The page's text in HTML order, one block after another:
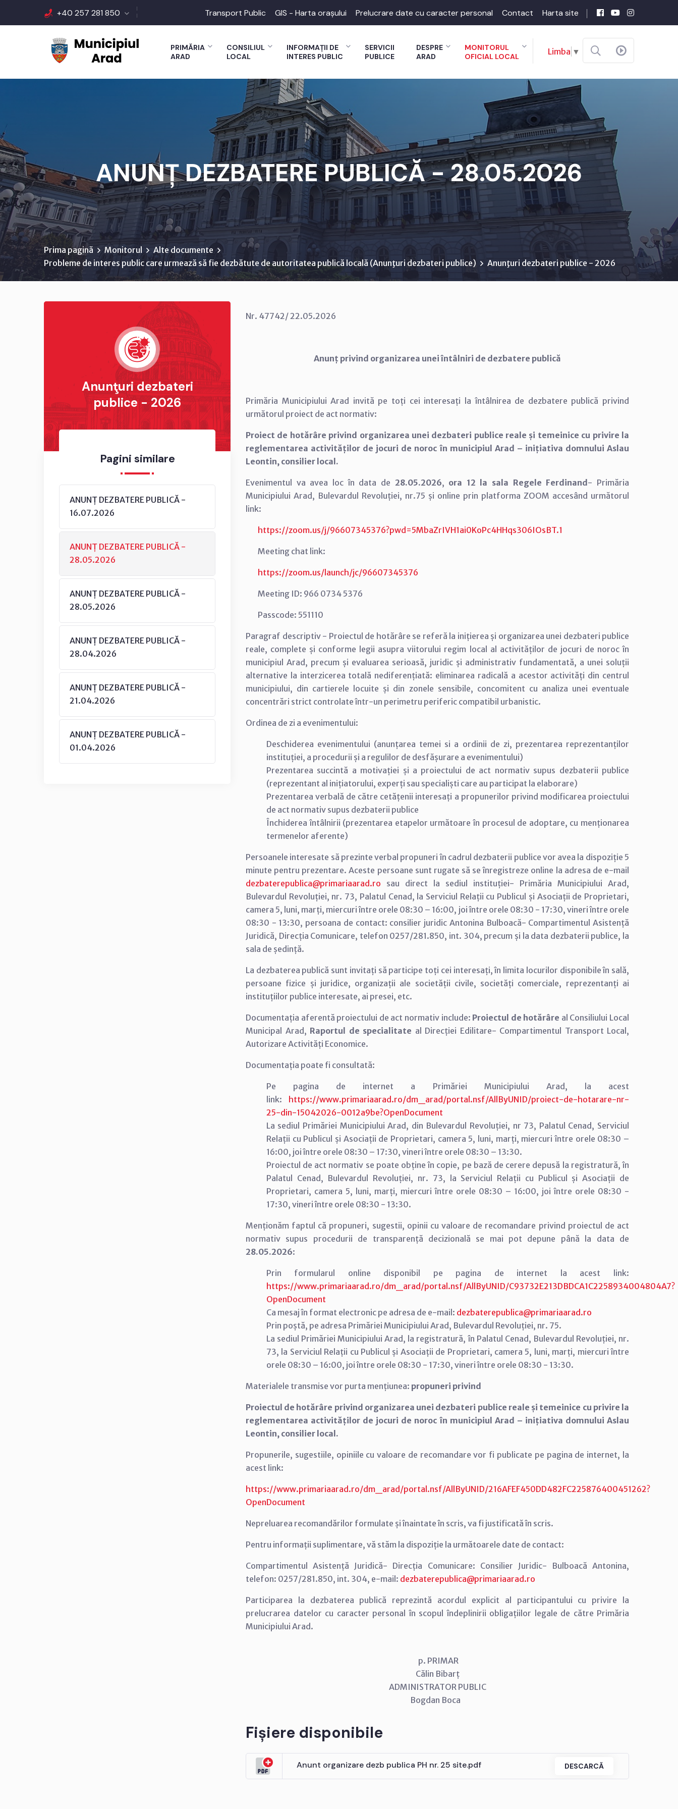
+40 257 281 850 Transport Public GIS - Harta orașului Prelucrare date cu caracter personal Contact Harta site
PRIMĂRIA
ARAD
CONSILIUL
LOCAL
INFORMAȚII DE
INTERES PUBLIC
SERVICII
PUBLICE
DESPRE
ARAD
MONITORUL
OFICIAL LOCAL
Limba ▼
ANUNȚ DEZBATERE PUBLICĂ - 28.05.2026
Prima pagină Monitorul
Alte documente
Probleme de interes public care urmează să fie dezbătute de autoritatea publică locală (Anunţuri dezbateri publice)
Anunţuri dezbateri publice - 2026
Anunţuri dezbateri
publice - 2026
Pagini similare
ANUNȚ DEZBATERE PUBLICĂ -
16.07.2026
ANUNȚ DEZBATERE PUBLICĂ -
28.05.2026
ANUNȚ DEZBATERE PUBLICĂ -
28.05.2026
ANUNȚ DEZBATERE PUBLICĂ -
28.04.2026
ANUNȚ DEZBATERE PUBLICĂ -
21.04.2026
ANUNȚ DEZBATERE PUBLICĂ -
01.04.2026
Nr. 47742/ 22.05.2026
Anunț privind organizarea unei întâlniri de dezbatere publică
Primăria Municipiului Arad invită pe toți cei interesați la întâlnirea de dezbatere publică privind
următorul proiect de act normativ:
Proiect de hotărâre privind organizarea unei dezbateri publice reale și temeinice cu privire la
reglementarea activităților de jocuri de noroc în municipiul Arad – inițiativa domnului Aslau
Leontin, consilier local.
Evenimentul va avea loc în data de 28.05.2026, ora 12 la sala Regele Ferdinand - Primăria
Municipiului Arad, Bulevardul Revoluției, nr.75 și online prin platforma ZOOM accesând următorul
link:
https://zoom.us/j/96607345376?pwd=5MbaZrIVH1ai0KoPc4HHqs306IOsBT.1
Meeting chat link:
https://zoom.us/launch/jc/96607345376
Meeting ID: 966 0734 5376
Passcode: 551110
Paragraf descriptiv - Proiectul de hotărâre se referă la inițierea și organizarea unei dezbateri publice
reale, complete și conforme legii asupra viitorului regim local al activităților de jocuri de noroc în
municipiul Arad, precum și evaluarea serioasă, juridic și administrativ fundamentată, a unei soluții
alternative la interzicerea totală nediferențiată: eliminarea radicală a acestor activități din centrul
municipiului, din cartierele locuite și din zonele sensibile, concomitent cu analiza unei eventuale
concentrări strict controlate într-un perimetru periferic compatibil urbanistic.
Ordinea de zi a evenimentului:
Deschiderea evenimentului (anunțarea temei si a ordinii de zi, prezentarea reprezentanților
instituției, a procedurii și a regulilor de desfășurare a evenimentului)
Prezentarea succintă a motivației și a proiectului de act normativ supus dezbaterii publice
(reprezentant al inițiatorului, experți sau specialiști care au participat la elaborare)
Prezentarea verbală de către cetățenii interesați a propunerilor privind modificarea proiectului
de act normativ supus dezbaterii publice
Închiderea întâlnirii (prezentarea etapelor următoare în procesul de adoptare, cu menționarea
termenelor aferente)
Persoanele interesate să prezinte verbal propuneri în cadrul dezbaterii publice vor avea la dispoziție 5
minute pentru prezentare. Aceste persoane sunt rugate să se înregistreze online la adresa de e-mail
dezbaterepublica@primariaarad.ro sau direct la sediul instituției- Primăria Municipiului Arad,
Bulevardul Revoluției, nr. 73, Palatul Cenad, la Serviciul Relații cu Publicul și Asociații de Proprietari,
camera 5, luni, marți, miercuri între orele 08:30 – 16:00, joi între orele 08:30 - 17:30, vineri între orele
08:30 - 13:30, persoana de contact: consilier juridic Antonina Bulboacă- Compartimentul Asistență
Juridică, Direcția Comunicare, telefon 0257/281.850, int. 304, precum și la data dezbaterii publice, la
sala de ședință.
La dezbaterea publică sunt invitați să participe toți cei interesați, în limita locurilor disponibile în sală,
persoane fizice și juridice, organizații ale societății civile, societăți comerciale, reprezentanți ai
instituțiilor publice interesate, ai presei, etc.
Documentația aferentă proiectului de act normativ include: Proiectul de hotărâre al Consiliului Local
Municipal Arad, Raportul de specialitate al Direcției Edilitare- Compartimentul Transport Local,
Autorizare Activități Economice.
Documentația poate fi consultată:
Pe pagina de internet a Primăriei Municipiului Arad, la acest
link: https://www.primariaarad.ro/dm_arad/portal.nsf/AllByUNID/proiect-de-hotarare-nr-
25-din-15042026-0012a9be?OpenDocument
La sediul Primăriei Municipiului Arad, din Bulevardul Revoluției, nr 73, Palatul Cenad, Serviciul
Relații cu Publicul și Asociații de Proprietari, camera 5, luni, marți, miercuri între orele 08:30 –
16:00, joi între orele 08:30 – 17:30, vineri între orele 08:30 – 13:30.
Proiectul de act normativ se poate obține în copie, pe bază de cerere depusă la registratură, în
Palatul Cenad, Bulevardul Revoluției, nr. 73, la Serviciul Relații cu Publicul și Asociații de
Proprietari, camera 5, luni, marți, miercuri între orele 08:30 – 16:00, joi între orele 08:30 -
17:30, vineri între orele 08:30 - 13:30.
Menționăm faptul că propuneri, sugestii, opinii cu valoare de recomandare privind proiectul de act
normativ supus procedurii de transparență decizională se mai pot depune până la data de
28.05.2026:
Prin formularul online disponibil pe pagina de internet la acest link:
https://www.primariaarad.ro/dm_arad/portal.nsf/AllByUNID/C93732E213DBDCA1C2258934004804A7?
OpenDocument
Ca mesaj în format electronic pe adresa de e-mail: dezbaterepublica@primariaarad.ro
Prin poștă, pe adresa Primăriei Municipiului Arad, Bulevardul Revoluției, nr. 75.
La sediul Primăriei Municipiului Arad, la registratură, în Palatul Cenad, Bulevardul Revoluției, nr.
73, la Serviciul Relații cu Publicul și Asociații de Proprietari, camera 5, luni, marți, miercuri între
orele 08:30 – 16:00, joi între orele 08:30 - 17:30, vineri între orele 08:30 - 13:30.
Materialele transmise vor purta mențiunea: propuneri privind
Proiectul de hotărâre privind organizarea unei dezbateri publice reale și temeinice cu privire la
reglementarea activităților de jocuri de noroc în municipiul Arad – inițiativa domnului Aslau
Leontin, consilier local.
Propunerile, sugestiile, opiniile cu valoare de recomandare vor fi publicate pe pagina de internet, la
acest link:
https://www.primariaarad.ro/dm_arad/portal.nsf/AllByUNID/216AFEF450DD482FC225876400451262?
OpenDocument
Nepreluarea recomandărilor formulate și înaintate în scris, va fi justificată în scris.
Pentru informații suplimentare, vă stăm la dispoziție la următoarele date de contact:
Compartimentul Asistență Juridică- Direcția Comunicare: Consilier Juridic- Bulboacă Antonina,
telefon: 0257/281.850, int. 304, e-mail: dezbaterepublica@primariaarad.ro
Participarea la dezbaterea publică reprezintă acordul explicit al participantului cu privire la
prelucrarea datelor cu caracter personal în scopul îndeplinirii obligațiilor legale de către Primăria
Municipiului Arad.
p. PRIMAR
Călin Bibarț
ADMINISTRATOR PUBLIC
Bogdan Boca
Fișiere disponibile
Anunt organizare dezb publica PH nr. 25 site.pdf DESCARCĂ